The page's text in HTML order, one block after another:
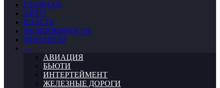
ГЛАВНАЯ
АВТО
ВЛАСТЬ
НЕДВИЖИМОСТЬ
ФИНАНСЫ
…
АВИАЦИЯ
БЬЮТИ
ИНТЕРТЕЙМЕНТ
ЖЕЛЕЗНЫЕ ДОРОГИ